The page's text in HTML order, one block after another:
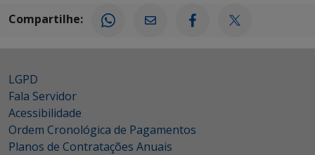
Compartilhe:
LGPD
Fala Servidor
Acessibilidade
Ordem Cronológica de Pagamentos
Planos de Contratações Anuais